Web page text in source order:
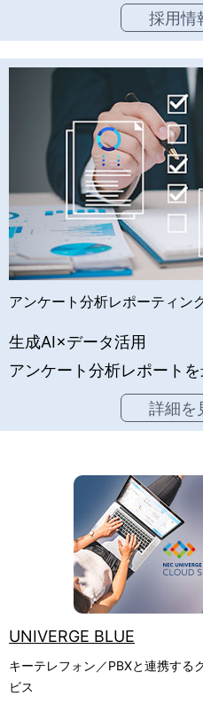
採用情
アンケート分析レポーティン
生成AI×データ活用
アンケート分析レポート
詳細を
キーテレフォン／PBXと連携する
ビス
UNIVERGE BLUE